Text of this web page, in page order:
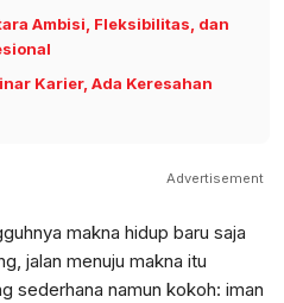
Ambisi, Fleksibilitas, dan
Karier, Ada Keresahan
Advertisement
makna hidup baru saja
jalan menuju makna itu
sederhana namun kokoh: iman